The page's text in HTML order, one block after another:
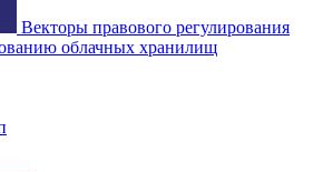
Векторы правового регулирования
облачных хранилищ